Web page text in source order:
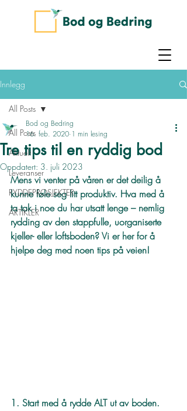
Innlegg
All Posts
Aktuelt
Leveranser
RYDDEPROSJEKTER
ARTIKLER
All Posts
Tre tips til en ryddig bod
Bod og Bedring
16. feb. 2020 1 min lesing
Oppdatert: 3. juli 2023
Mens vi venter på våren er det deilig å
kunne føle seg litt produktiv. Hva med å
ta tak i noe du har utsatt lenge – nemlig
rydding av den stappfulle, uorganiserte
kjeller- eller loftsboden? Vi er her for å
hjelpe deg med noen tips på veien!
1. Start med å rydde ALT ut av boden.